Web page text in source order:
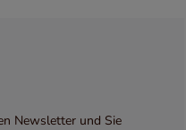
Newsletter und Sie